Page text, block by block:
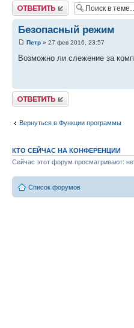
Ответить
Безопасный режим
Петр » 27 фев 2016, 23:57
Возможно ли слежение за
Ответить
Вернуться в Функции программы
КТО СЕЙЧАС НА КОНФЕРЕНЦИИ
Сейчас этот форум просматривают:
Список форумов